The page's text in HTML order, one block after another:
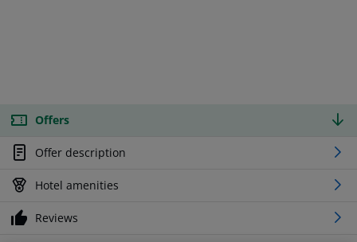
Offers
Offer description
Hotel amenities
Reviews